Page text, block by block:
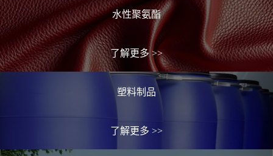
水性聚氨酯
了解更多 >>
塑料制品
了解更多 >>